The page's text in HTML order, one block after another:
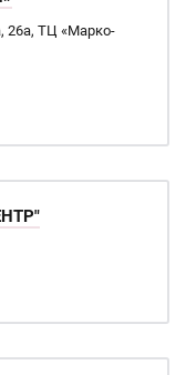
26а, ТЦ «Марко-